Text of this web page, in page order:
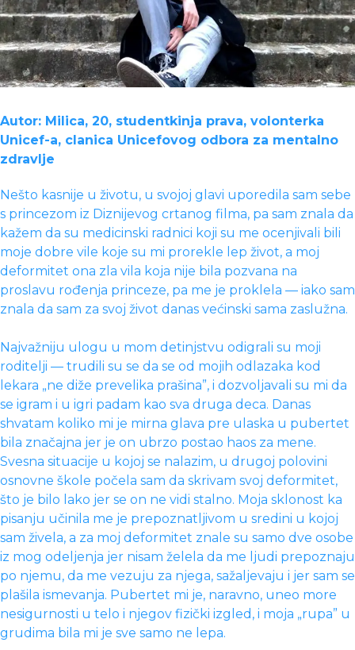
Autor: Milica, 20, studentkinja prava, volonterka
Unicef-a, clanica Unicefovog odbora za mentalno
zdravlje
Nešto kasnije u životu, u svojoj glavi uporedila sam sebe
s princezom iz Diznijevog crtanog filma, pa sam znala da
kažem da su medicinski radnici koji su me ocenjivali bili
moje dobre vile koje su mi prorekle lep život, a moj
deformitet ona zla vila koja nije bila pozvana na
proslavu rođenja princeze, pa me je proklela — iako sam
znala da sam za svoj život danas većinski sama zaslužna.
Najvažniju ulogu u mom detinjstvu odigrali su moji
roditelji — trudili su se da se od mojih odlazaka kod
lekara „ne diže prevelika prašina”, i dozvoljavali su mi da
se igram i u igri padam kao sva druga deca. Danas
shvatam koliko mi je mirna glava pre ulaska u pubertet
bila značajna jer je on ubrzo postao haos za mene.
Svesna situacije u kojoj se nalazim, u drugoj polovini
osnovne škole počela sam da skrivam svoj deformitet,
što je bilo lako jer se on ne vidi stalno. Moja sklonost ka
pisanju učinila me je prepoznatljivom u sredini u kojoj
sam živela, a za moj deformitet znale su samo dve osobe
iz mog odeljenja jer nisam želela da me ljudi prepoznaju
po njemu, da me vezuju za njega, sažaljevaju i jer sam se
plašila ismevanja. Pubertet mi je, naravno, uneo more
nesigurnosti u telo i njegov fizički izgled, i moja „rupa” u
grudima bila mi je sve samo ne lepa.